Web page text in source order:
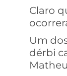
Claro
Um
dérbi